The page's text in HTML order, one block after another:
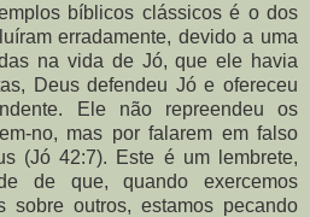
bíblicos clássicos é o dos
erradamente, devido a uma
na vida de Jó, que ele havia
Deus defendeu Jó e ofereceu
Ele não repreendeu os
no, mas por falarem em falso
(Jó 42:7). Este é um lembrete,
de que, quando exercemos
sobre outros, estamos pecando